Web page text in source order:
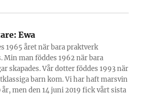
Ewa
1965 året när bara praktverk
Min man föddes 1962 när bara
skapades. Vår dotter föddes 1993 när
barn kom. Vi har haft marsvin
år, men den 14 juni 2019 fick vårt sista